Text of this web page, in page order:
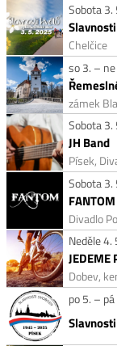
Sobota
Chelčice
so 3. –
zámek
Sobota
JH Band
Písek,
Sobota
Divadlo
Neděle
JEDEME
Dobev,
po 5. –